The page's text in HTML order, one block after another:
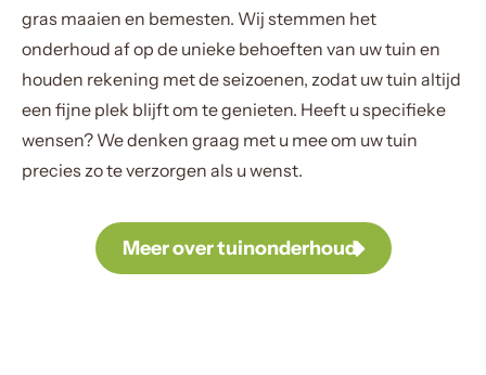
gras maaien en bemesten. Wij stemmen het
onderhoud af op de unieke behoeften van uw tuin en
houden rekening met de seizoenen, zodat uw tuin altijd
een fijne plek blijft om te genieten. Heeft u specifieke
wensen? We denken graag met u mee om uw tuin
precies zo te verzorgen als u wenst.
Meer over tuinonderhoud